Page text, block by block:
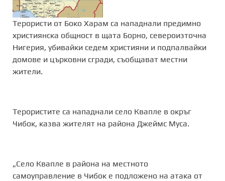
Терористи от Боко Харам са нападнали предимно
християнска общност в щата Борно, североизточна
Нигерия, убивайки седем християни и подпалвайки
домове и църковни сгради, съобщават местни
жители.
Терористите са нападнали село Квапле в окръг
Чибок, казва жителят на района Джеймс Муса.
„Село Квапле в района на местното
самоуправление в Чибок е подложено на атака от